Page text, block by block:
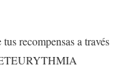
recompensas a través